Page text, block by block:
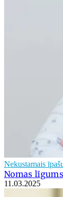
Nekustamais
Nomas
11.03.2025